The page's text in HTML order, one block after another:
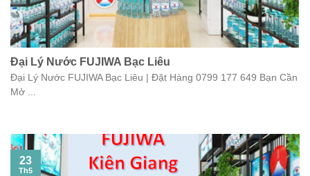
Đại Lý Nước FUJIWA Bạc Liêu
Đại Lý Nước FUJIWA Bạc Liêu | Đặt Hàng 0799 177 649 Bạn Cần
Mở ...
23
Th5